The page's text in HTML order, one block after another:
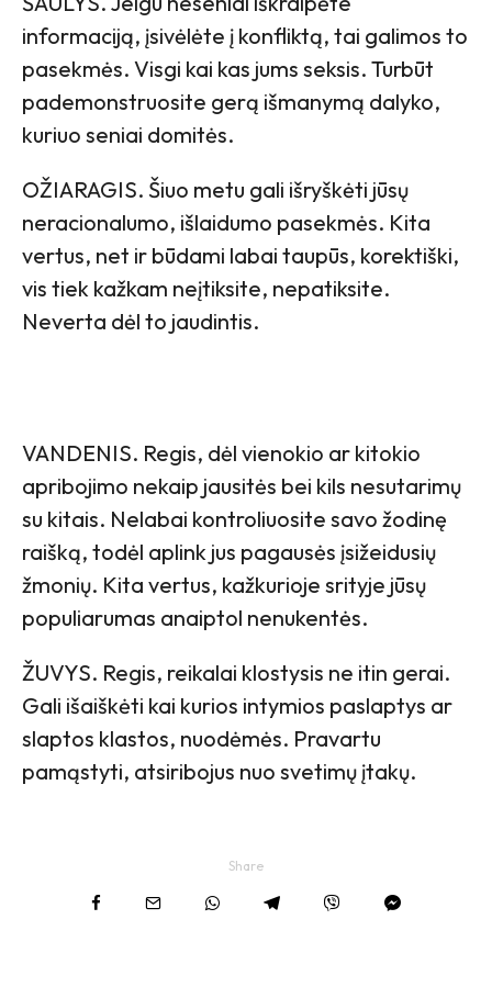
informaciją, įsivėlėte į konfliktą, tai galimos to
pasekmės. Visgi kai kas jums seksis. Turbūt
pademonstruosite gerą išmanymą dalyko,
kuriuo seniai domitės.
OŽIARAGIS. Šiuo metu gali išryškėti jūsų
neracionalumo, išlaidumo pasekmės. Kita
vertus, net ir būdami labai taupūs, korektiški,
vis tiek kažkam neįtiksite, nepatiksite.
Neverta dėl to jaudintis.
VANDENIS. Regis, dėl vienokio ar kitokio
apribojimo nekaip jausitės bei kils nesutarimų
su kitais. Nelabai kontroliuosite savo žodinę
raišką, todėl aplink jus pagausės įsižeidusių
žmonių. Kita vertus, kažkurioje srityje jūsų
populiarumas anaiptol nenukentės.
ŽUVYS. Regis, reikalai klostysis ne itin gerai.
Gali išaiškėti kai kurios intymios paslaptys ar
slaptos klastos, nuodėmės. Pravartu
pamąstyti, atsiribojus nuo svetimų įtakų.
Share